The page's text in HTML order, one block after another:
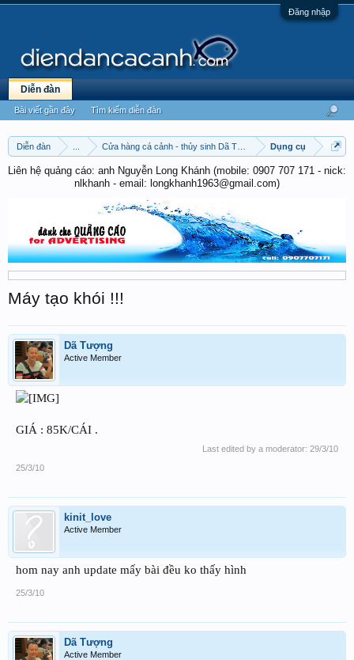
Đăng nhập
Diễn đàn Cửa hàng cá cảnh - thủy sinh Dã Tượng Dụng cụ
Liên hệ quảng cáo: anh Nguyễn Long Khánh (mobile: 0907 707 171 - nick:
nlkhanh - email: longkhanh1963@gmail.com)
Máy tạo khói !!!
Dã Tượng
Active Member
GIÁ : 85K/CÁI .
Last edited by a moderator: 29/3/10
25/3/10
kinit_love
Active Member
hom nay anh update mấy bài đều ko thấy hình
25/3/10
Dã Tượng
Active Member
Diễn đàn
Bài viết gần đây Tìm kiếm diễn đàn